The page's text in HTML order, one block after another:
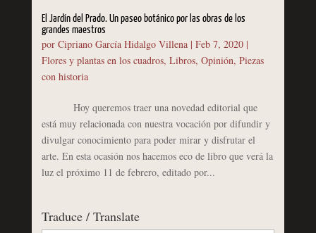
El Jardín del Prado. Un paseo botánico por las obras de los
grandes maestros
por Cipriano García Hidalgo Villena| Feb 7, 2020|
Flores y plantas en los cuadros, Libros, Opinión, Piezas
con historia
Hoy queremos traer una novedad editorial que
está muy relacionada con nuestra vocación por difundir y
divulgar conocimiento para poder mirar y disfrutar el
arte. En esta ocasión nos hacemos eco de libro que verá la
luz el próximo 11 de febrero, editado por...
Traduce / Translate